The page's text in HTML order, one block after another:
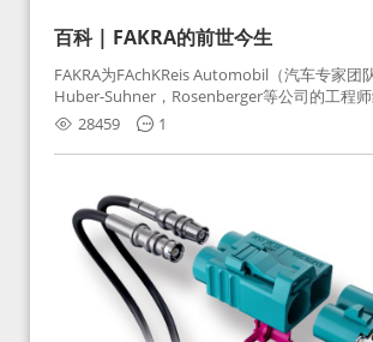
百科 | FAKRA的前世今生
FAKRA为FAchKReis Automobil（汽车专家团
Huber-Suhner，Rosenberger等公司的工程
Huber-Suhner相关连接器业务及技术在2010年
Rosenberger）缩写。起初为BMW需求用于车
接，如今FAKRA已成为汽车行业通用标准的射
28459 1